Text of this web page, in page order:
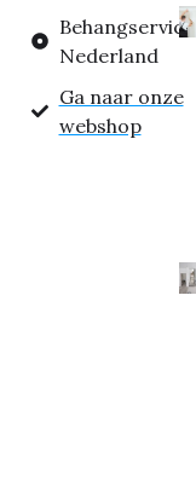
Behangservice
Nederland
Ga naar onze
webshop